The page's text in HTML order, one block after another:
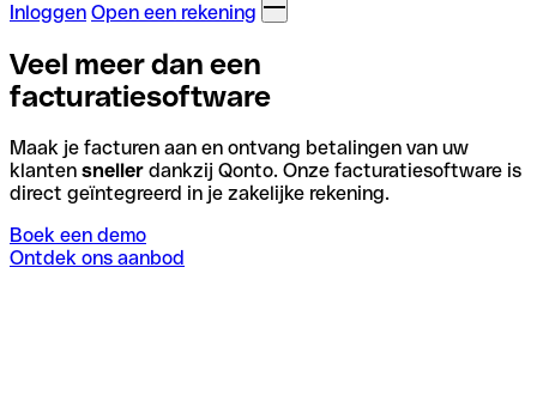
Inloggen Open een rekening
Veel meer dan een
facturatiesoftware
Maak je facturen aan en ontvang betalingen van uw
klanten sneller dankzij Qonto. Onze facturatiesoftware is
direct geïntegreerd in je zakelijke rekening.
Boek een demo
Ontdek ons aanbod